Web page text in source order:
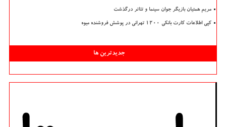
مریم همتیان بازیگر جوان سینما و تئاتر درگذشت
کپی اطلاعات کارت بانکی ۱۲۰۰ تهرانی در پوشش فروشنده میوه
جدیدترین ها